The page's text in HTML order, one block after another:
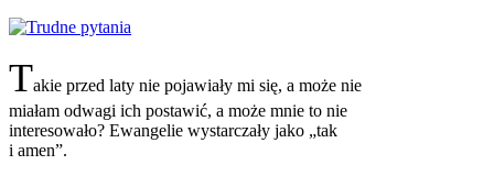
Takie przed laty nie pojawiały mi się, a może nie
miałam odwagi ich postawić, a może mnie to nie
interesowało? Ewangelie wystarczały jako „tak
i amen”.